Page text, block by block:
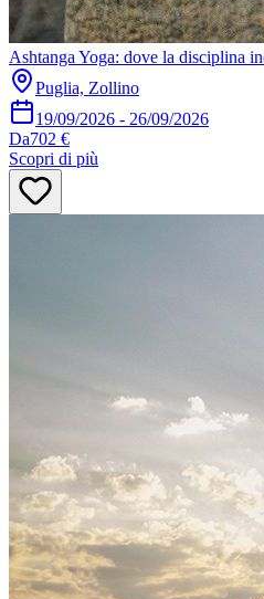
Ashtanga Yoga: dove la disciplina
Puglia, Zollino
19/09/2026 - 26/09/2026
Da702 €
Scopri di più